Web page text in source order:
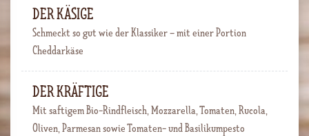
DER KÄSIGE
Schmeckt so gut wie der Klassiker – mit einer Portion
Cheddarkäse
DER KRÄFTIGE
Mit saftigem Bio-Rindfleisch, Mozzarella, Tomaten, Rucola,
Oliven, Parmesan sowie Tomaten- und Basilikumpesto